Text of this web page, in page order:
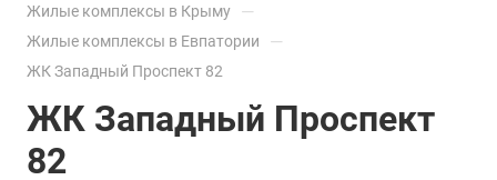
Жилые комплексы в Крыму —
Жилые комплексы в Евпатории —
ЖК Западный Проспект 82
ЖК Западный Проспект
82